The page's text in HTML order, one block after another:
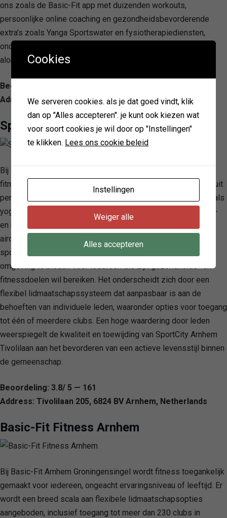
ons zoals de Basic-Fit app met duizenden workouts,
persoonlijke online coaching en gezondheidsbevorderende
extra’s zoals Yanga Sportswater en fysiotherapiediensten,
onderscheiden Basic-Fit van andere sportscholen door een
alomvattende benadering van fitness en welzijn.
Beoordeling: 2.9/ 5 — 169
Adres: Walstraat 76, 6811 BE Arnhem, Netherlands
Sportcity Arnhem
Bij SportCity Arnhem Tivolilaan wordt een breed scala aan
fitnessactiviteiten aangeboden, waarbij leden kunnen kiezen uit
persoonlijke training, groepslessen in diverse disciplines zoals
yoga, boksen en pilates, en toegang tot geavanceerde cardio-
en krachtapparatuur. Met faciliteiten die gratis parkeren,
airconditioning en een sociale hoek omvatten, streeft deze
sportschool ernaar een uitnodigende en ondersteunende
omgeving te bieden voor iedereen die zijn gezondheids- en
fitnessdoelen wil bereiken. Het onderscheidt zich door een
flexibel lidmaatschapssysteem dat aanpasbaar is aan de
behoeften van individuele leden, waaronder opties voor toegang
tot één of meerdere clubs. Een hoge waardering door leden
weerspiegelt de kwaliteit en toewijding van SportCity Arnhem
Tivolilaan aan het bevorderen van een actieve levensstijl binnen
de gemeenschap.
Beoordeling: 3.8/ 5 — 161
Address: Tivolilaan 205, 6824 BV Arnhem, Netherlands
Basic-Fit Fitness Arnhem
Bij Basic-Fit Arnhem Groningensingel wordt fitness toegankelijk
gemaakt voor iedereen, ongeacht ervaringsniveau of leeftijd. Er
wordt een breed scala aan flexibele lidmaatschapsopties
aangeboden, inclusief toegang tot meer dan 230 clubs in
Cookies
We serveren cookies. als je dat goed vindt, klik
dan op "Alles accepteren". je kunt ook kiezen wat
voor soort cookies je wil door op "Instellingen"
te klikken. Lees ons cookie beleid
Instellingen
Weiger alle
Alles accepteren